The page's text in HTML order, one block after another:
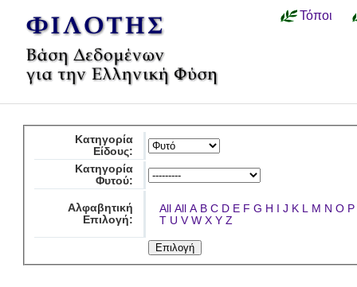
Τόποι
Κατηγορία
Είδους:
Κατηγορία
Φυτού:
Αλφαβητική
Επιλογή:
All All A B C D E F G H I J K L M N O P
T U V W X Y Z